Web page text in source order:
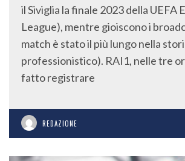
il Siviglia la finale 2023 della UEFA
League), mentre gioiscono i
match è stato il più lungo nella
professionistico). RAI1, nelle tre
fatto registrare
REDAZIONE